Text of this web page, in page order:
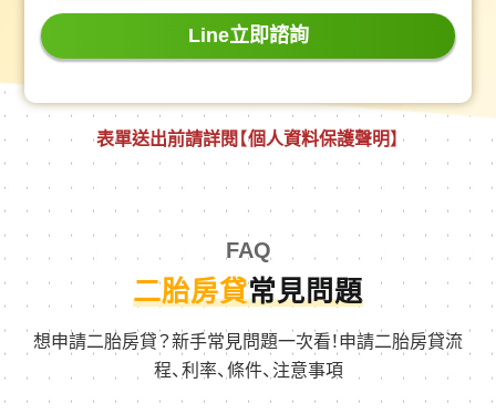
Line立即諮詢
表單送出前請詳閱 【個人資料保護聲明】
FAQ
二胎房貸常見問題
想申請二胎房貸？新手常見問題一次看！申請二胎房貸流
程、利率、條件、注意事項